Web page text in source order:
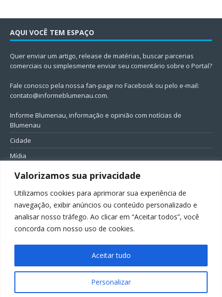
Valorizamos sua privacidade
Utilizamos cookies para aprimorar sua experiência de
navegação, exibir anúncios ou conteúdo personalizado e
analisar nosso tráfego. Ao clicar em “Aceitar todos”, você
concorda com nosso uso de cookies.
Personalizar
Aceitar tudo
AQUI VOCÊ TEM ESPAÇO
Quer enviar um artigo, release de matérias, buscar parcerias
comerciais ou simplesmente enviar seu comentário sobre o Portal?
Fale conosco pela nossa fan-page no Facebook ou pelo e-mail:
contato@informeblumenau.com.
Informe Blumenau, informação e opinião com notícias de
Blumenau
Cidade
Mídia
Entretenimento
Política
FIQUE CONECTADO